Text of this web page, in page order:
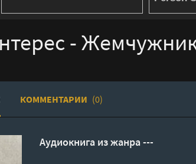
-
КОММЕНТАРИИ (0)
Аудиокнига из жанра ---